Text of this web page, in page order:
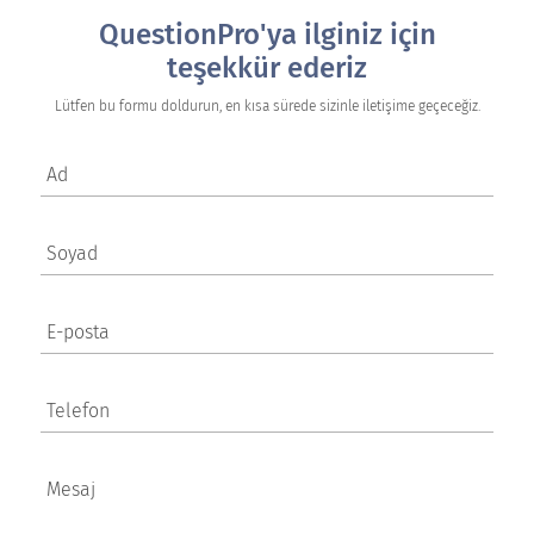
QuestionPro'ya ilginiz için
teşekkür ederiz
Lütfen bu formu doldurun, en kısa sürede sizinle iletişime geçeceğiz.
Ad
Soyad
E-posta
Telefon
Mesaj